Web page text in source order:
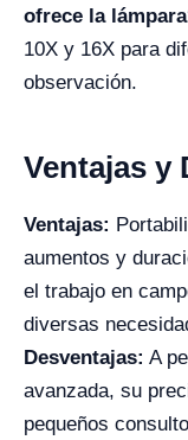
ofrece la
10X y 16X para
observación.
Ventajas y
Ventajas:
aumentos y
el trabajo en
diversas
Desventajas: A
avanzada, su
pequeños